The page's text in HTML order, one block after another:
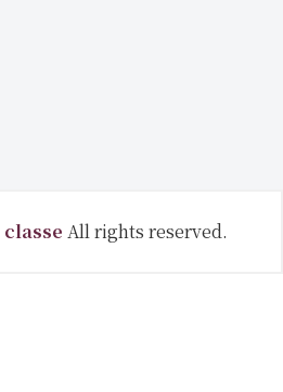
classe All rights reserved.